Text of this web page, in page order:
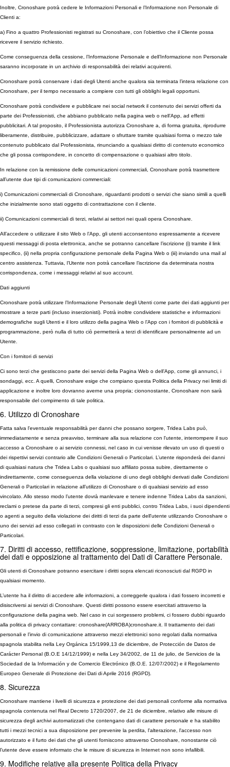
Inoltre, Cronoshare potrà cedere le Informazioni Personali e l’Informazione non Personale di
Clienti a:
a) Fino a quattro Professionisti registrati su Cronoshare, con l’obiettivo che il Cliente possa
ricevere il servizio richiesto.
Come conseguenza della cessione, l’Informazione Personale e dell’Informazione non Personale
saranno incorporate in un archivio di responsabilità dei relativi acquirenti.
Cronoshare potrà conservare i dati degli Utenti anche qualora sia terminata l’intera relazione con
Cronoshare, per il tempo necessario a compiere con tutti gli obblighi legali opportuni.
Cronoshare potrà condividere e pubblicare nei social network il contenuto dei servizi offerti da
parte dei Professionisti, che abbiano pubblicato nella pagina web o nell’App, ad effetti
pubblicitari. A tal proposito, il Professionista autorizza Cronoshare a, di forma gratuita, riprodurre
liberamente, distribuire, pubblicizzare, adattare o sfruttare tramite qualsiasi forma o mezzo tale
contenuto pubblicato dal Professionista, rinunciando a qualsiasi diritto di contenuto economico
che gli possa corrispondere, in concetto di compensazione o qualsiasi altro titolo.
In relazione con la remissione delle comunicazioni commerciali, Cronoshare potrà trasmettere
all’utente due tipi di comunicazioni commerciali:
i) Comunicazioni commerciali di Cronoshare, riguardanti prodotti o servizi che siano simili a quelli
che inizialmente sono stati oggetto di contrattazione con il cliente.
ii) Comunicazioni commerciali di terzi, relativi ai settori nei quali opera Cronoshare.
All’accedere o utilizzare il sito Web o l’App, gli utenti acconsentono espressamente a ricevere
questi messaggi di posta elettronica, anche se potranno cancellare l’iscrizione (i) tramite il link
specifico, (ii) nella propria configurazione personale della Pagina Web o (iii) inviando una mail al
centro assistenza. Tuttavia, l’Utente non potrà cancellare l’iscrizione da determinata nostra
corrispondenza, come i messaggi relativi al suo account.
Dati aggiunti
Cronoshare potrà utilizzare l’Informazione Personale degli Utenti come parte dei dati aggiunti per
mostrare a terze parti (incluso inserzionisti). Potrà inoltre condividere statistiche e informazioni
demografiche sugli Utenti e il loro utilizzo della pagina Web o l’App con i fornitori di pubblicità e
programmazione, però nulla di tutto ciò permetterà a terzi di identificare personalmente ad un
Utente.
Con i fornitori di servizi
Ci sono terzi che gestiscono parte dei servizi della Pagina Web o dell’App, come gli annunci, i
sondaggi, ecc. A quelli, Cronoshare esige che compiano questa Politica della Privacy nei limiti di
applicazione e inoltre loro dovranno averne una propria; ciononostante, Cronoshare non sarà
responsabile del compimento di tale politica.
6. Utilizzo di Cronoshare
Fatta salva l'eventuale responsabilità per danni che possano sorgere, Tridea Labs può,
immediatamente e senza preavviso, terminare alla sua relazione con l'utente, interrompere il suo
accesso a Cronoshare o ai servizio connessi, nel caso in cui venisse rilevato un uso di questi o
dei rispettivi servizi contrario alle Condizioni Generali o Particolari. L’utente risponderà dei danni
di qualsiasi natura che Tridea Labs o qualsiasi suo affiliato possa subire, direttamente o
indirettamente, come conseguenza della violazione di uno degli obblighi derivati dalle Condizioni
Generali o Particolari in relazione all’utilizzo di Cronoshare o di qualsiasi servizio ad esso
vincolato. Allo stesso modo l’utente dovrà manlevare e tenere indenne Tridea Labs da sanzioni,
reclami o pretese da parte di terzi, compresi gli enti pubblici, contro Tridea Labs, i suoi dipendenti
o agenti a seguito della violazione dei diritti di terzi da parte dell'utente utilizzando Cronoshare o
uno dei servizi ad esso collegati in contrasto con le disposizioni delle Condizioni Generali o
Particolari.
7. Diritti di accesso, rettificazione, soppressione, limitazione, portabilità
dei dati e opposizione al trattamento dei Dati di Carattere Personale.
Gli utenti di Cronoshare potranno esercitare i diritti sopra elencati riconosciuti dal RGPD in
qualsiasi momento.
L’utente ha il diritto di accedere alle informazioni, a correggerle qualora i dati fossero incorretti e
disiscriversi ai servizi di Cronoshare. Questi diritti possono essere esercitati attraverso la
configurazione della pagina web. Nel caso in cui sorgessero problemi, ci fossero dubbi riguardo
alla politica di privacy contattare: cronoshare(ARROBA)cronoshare.it. Il trattamento dei dati
personali e l’invio di comunicazione attraverso mezzi elettronici sono regolati dalla normativa
spagnola stabilita nella Ley Orgánica 15/1999,13 de diciembre, de Protección de Datos de
Carácter Personal (B.O.E 14/12/1999) e nella Ley 34/2002, de 11 de julio, de Servicios de la
Sociedad de la Información y de Comercio Electrónico (B.O.E. 12/07/2002) e il Regolamento
Europeo Generale di Protezione dei Dati di Aprile 2016 (RGPD).
8. Sicurezza
Cronoshare mantiene i livelli di sicurezza e protezione dei dati personali conforme alla normativa
spagnola contenuta nel Real Decreto 1720/2007, de 21 de diciembre, relativo alle misure di
sicurezza degli archivi automatizzati che contengano dati di carattere personale e ha stabilito
tutti i mezzi tecnici a sua disposizione per prevenire la perdita, l'alterazione, l'accesso non
autorizzato e il furto dei dati che gli utenti forniscono attraverso Cronoshare, nonostante ciò
l’utente deve essere informato che le misure di sicurezza in Internet non sono infallibili.
9. Modifiche relative alla presente Politica della Privacy